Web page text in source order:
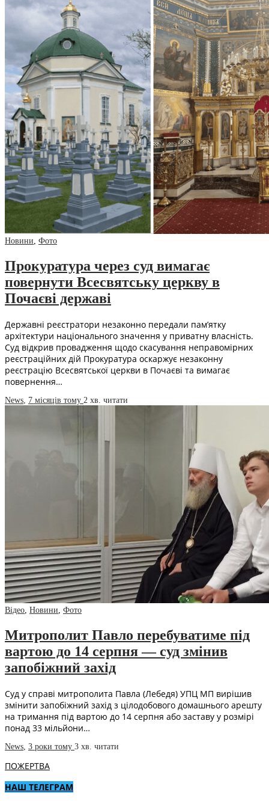
Новини, Фото
Прокуратура через суд вимагає
повернути Всесвятську церкву в
Почаєві державі
Державні реєстратори незаконно передали пам’ятку
архітектури національного значення у приватну власність.
Суд відкрив провадження щодо скасування неправомірних
реєстраційних дій Прокуратура оскаржує незаконну
реєстрацію Всесвятської церкви в Почаєві та вимагає
повернення…
News, 7 місяців тому 2 хв. читати
Відео, Новини, Фото
Митрополит Павло перебуватиме під
вартою до 14 серпня — суд змінив
запобіжний захід
Суд у справі митрополита Павла (Лебедя) УПЦ МП вирішив
змінити запобіжний захід з цілодобового домашнього арешту
на тримання під вартою до 14 серпня або заставу у розмірі
понад 33 мільйони…
News 3 роки тому 3 хв. читати
ПОЖЕРТВА
НАШ ТЕЛЕГРАМ